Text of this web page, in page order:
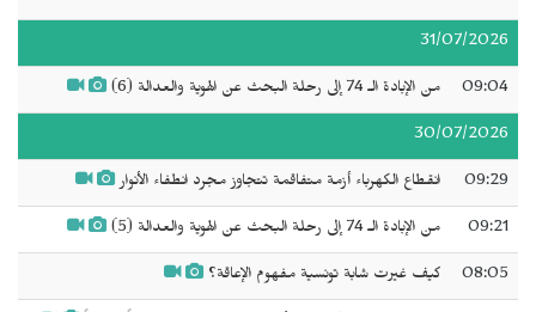
31/07/2026
09:04 من الإبادة الـ 74 إلى رحلة البحث عن الهوية والعدالة (6)
30/07/2026
09:29 انقطاع الكهرباء أزمة متفاقمة تتجاوز مجرد انطفاء الأنوار
09:21 من الإبادة الـ 74 إلى رحلة البحث عن الهوية والعدالة (5)
08:05 كيف غيرت شابة تونسية مفهوم الإعاقة؟